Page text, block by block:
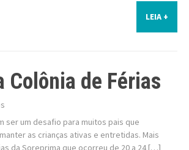
LEIA +
Colônia de Férias
ser um desafio para muitos pais que
as crianças ativas e entretidas. Mais
da Soreprima que ocorreu de 20 a 24 […]